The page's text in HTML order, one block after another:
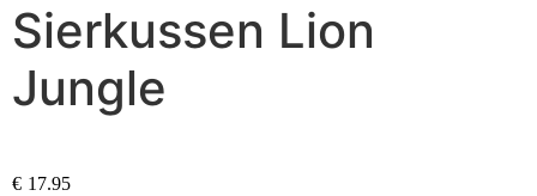
Sierkussen Lion
Jungle
€ 17.95